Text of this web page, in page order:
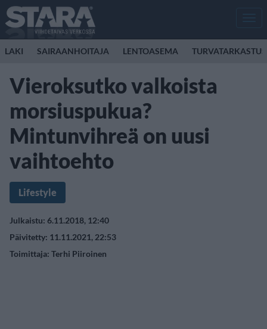
LAKI SAIRAANHOITAJA LENTOASEMA TURVATARKASTUS
Vieroksutko valkoista
morsiuspukua?
Mintunvihreä on uusi
vaihtoehto
Lifestyle
Julkaistu: 6.11.2018, 12:40
Päivitetty: 11.11.2021, 22:53
Toimittaja: Terhi Piiroinen